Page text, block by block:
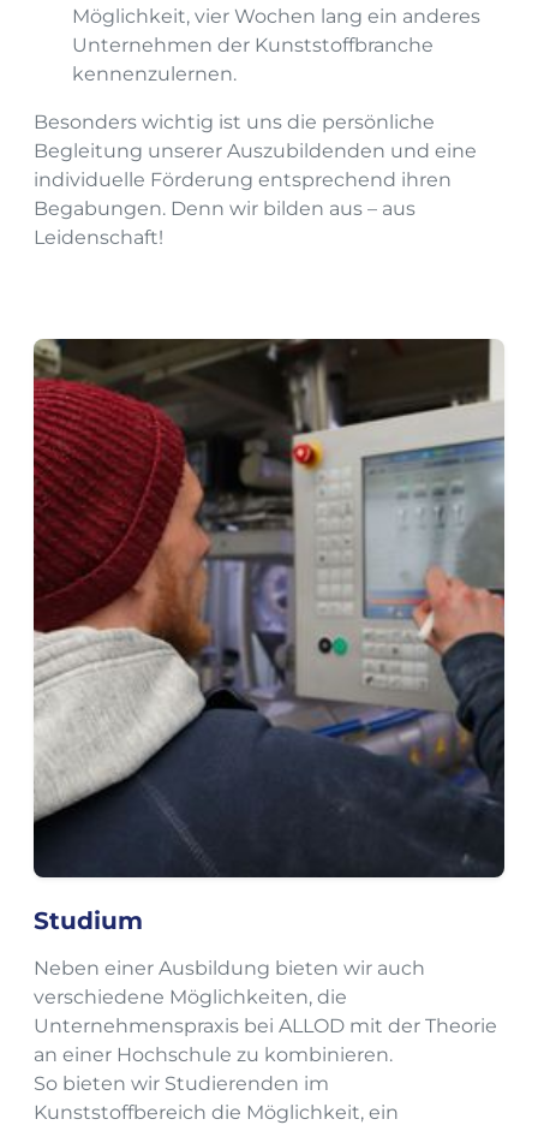
Möglichkeit, vier Wochen lang ein anderes
Unternehmen der Kunststoffbranche
kennenzulernen.
Besonders wichtig ist uns die persönliche
Begleitung unserer Auszubildenden und eine
individuelle Förderung entsprechend ihren
Begabungen. Denn wir bilden aus – aus
Leidenschaft!
Studium
Neben einer Ausbildung bieten wir auch
verschiedene Möglichkeiten, die
Unternehmenspraxis bei ALLOD mit der Theorie
an einer Hochschule zu kombinieren.
So bieten wir Studierenden im
Kunststoffbereich die Möglichkeit, ein